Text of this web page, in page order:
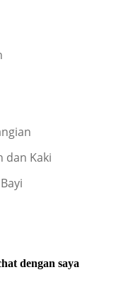
dan Kaki
dengan saya